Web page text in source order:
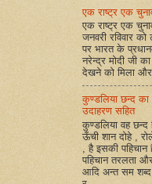
एक राष्ट्र एक
एक राष्ट्र एक
जनवरी रविवार को
पर भारत के
नरेन्द्र मोदी जी
देखने को मिला
कुण्डलिया छन्द का
उदाहरण सहित
कुण्डलिया वह छन्द
ऊँची शान दोहे ,
, है इसकी
पहिचान तरलता
आदि अन्त सम